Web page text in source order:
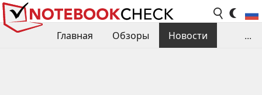
Главная Обзоры
Новости
...